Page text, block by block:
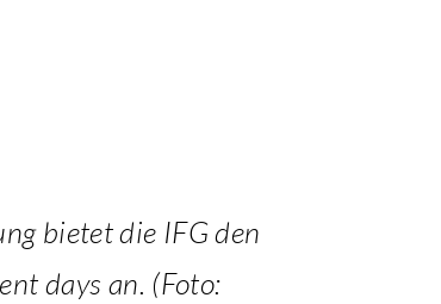
bietet die IFG den
days an. (Foto: